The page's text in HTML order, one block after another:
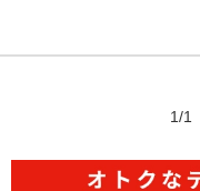
1/1